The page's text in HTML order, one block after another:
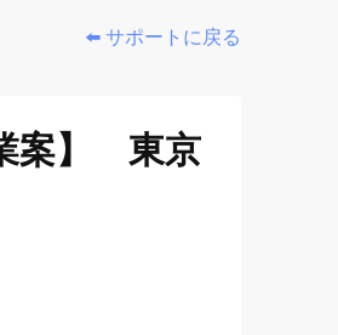
⬅️ サポートに戻る
案】 東京